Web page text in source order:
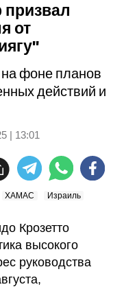
от
фоне планов
действий и
| 13:01
ХАМАС Израиль
Крозетто
высокого
руководства